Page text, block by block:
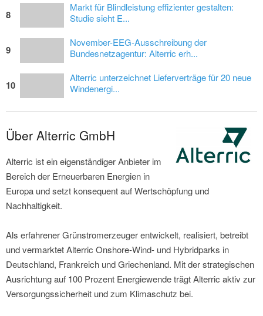
8
Markt für Blindleistung effizienter gestalten:
Studie sieht E...
9
November-EEG-Ausschreibung der
Bundesnetzagentur: Alterric erh...
10
Alterric unterzeichnet Lieferverträge für 20 neue
Windenergi...
Über Alterric GmbH
Alterric ist ein eigenständiger Anbieter im
Bereich der Erneuerbaren Energien in
Europa und setzt konsequent auf Wertschöpfung und
Nachhaltigkeit.
Als erfahrener Grünstromerzeuger entwickelt, realisiert, betreibt
und vermarktet Alterric Onshore-Wind- und Hybridparks in
Deutschland, Frankreich und Griechenland. Mit der strategischen
Ausrichtung auf 100 Prozent Energiewende trägt Alterric aktiv zur
Versorgungssicherheit und zum Klimaschutz bei.